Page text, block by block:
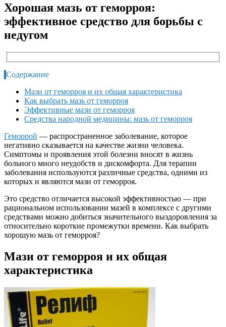
Хорошая мазь от геморроя:
эффективное средство для борьбы с
недугом
Содержание
Мази от геморроя и их общая характеристика
Как выбрать мазь от геморроя
Эффективные мази от геморроя
Средства народной медицины: мазь от геморроя
Геморрой — распространенное заболевание, которое
негативно сказывается на качестве жизни человека.
Симптомы и проявления этой болезни вносят в жизнь
больного много неудобств и дискомфорта. Для терапии
заболевания используются различные средства, одними из
которых и являются мази от геморроя.
Это средство отличается высокой эффективностью — при
рациональном использовании мазей в комплексе с другими
средствами можно добиться значительного выздоровления за
относительно короткие промежутки времени. Как выбрать
хорошую мазь от геморроя?
Мази от геморроя и их общая
характеристика